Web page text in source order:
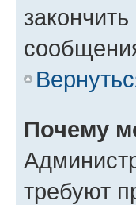
Почему
требуют